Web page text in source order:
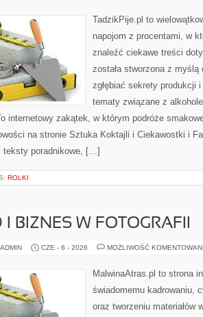
TadzikPije.pl to
napojom z procentami, w
znaleźć ciekawe treści
została stworzona z
zgłębiać sekrety produkcji
tematy związane z
internetowy zakątek, w którym podróże
na stronie Sztuka Koktajli i Ciekawostki i
teksty poradnikowe, […]
ROLKI
BIZNES W FOTOGRAFII
CZE - 6 - 2026 MOŻLIWOŚĆ
MalwinaAtras.pl to strona
świadomemu kadrowaniu,
oraz tworzeniu materiałów